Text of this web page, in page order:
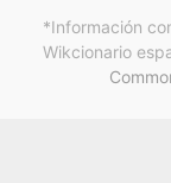
*Información
Wikcionario